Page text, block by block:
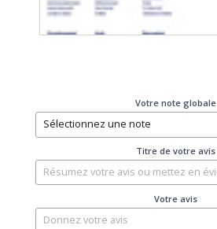
Votre note globale
Titre de votre avis
Votre avis